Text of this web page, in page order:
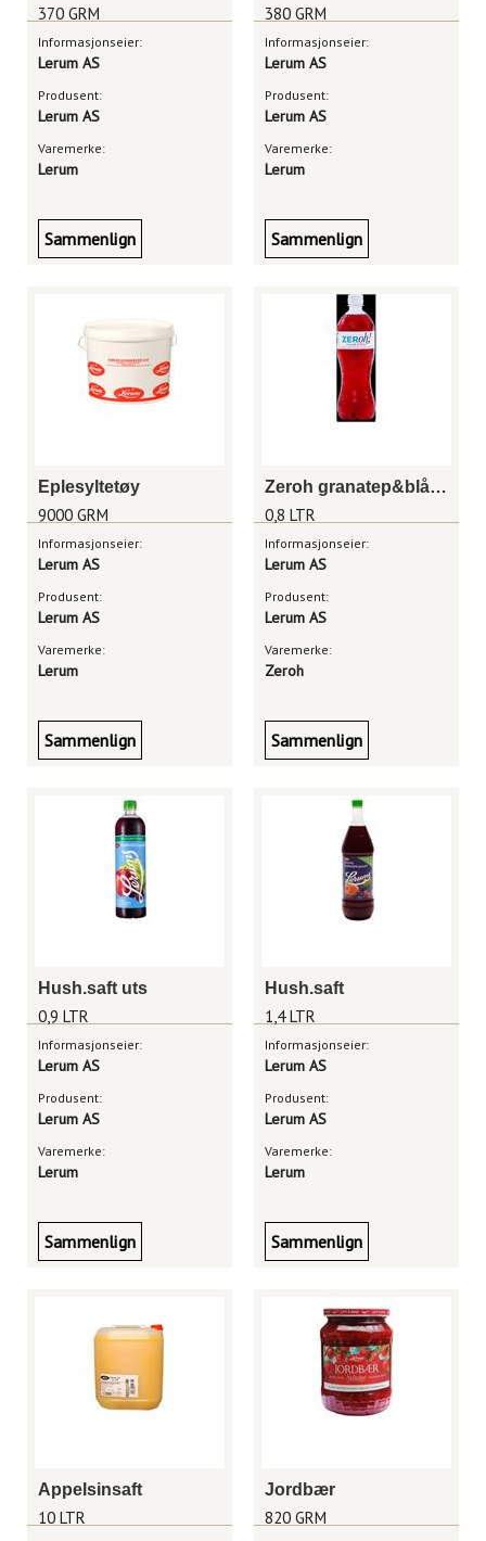
370 GRM
Informasjonseier:
Lerum AS
Produsent:
Lerum AS
Varemerke:
Lerum
Sammenlign
380 GRM
Informasjonseier:
Lerum AS
Produsent:
Lerum AS
Varemerke:
Lerum
Sammenlign
Eplesyltetøy
9000 GRM
Informasjonseier:
Lerum AS
Produsent:
Lerum AS
Varemerke:
Lerum
Sammenlign
Zeroh granatep&blåbær 0,8 liter
0,8 LTR
Informasjonseier:
Lerum AS
Produsent:
Lerum AS
Varemerke:
Zeroh
Sammenlign
Hush.saft uts
0,9 LTR
Informasjonseier:
Lerum AS
Produsent:
Lerum AS
Varemerke:
Lerum
Sammenlign
Hush.saft
1,4 LTR
Informasjonseier:
Lerum AS
Produsent:
Lerum AS
Varemerke:
Lerum
Sammenlign
Appelsinsaft
10 LTR
Jordbær
820 GRM